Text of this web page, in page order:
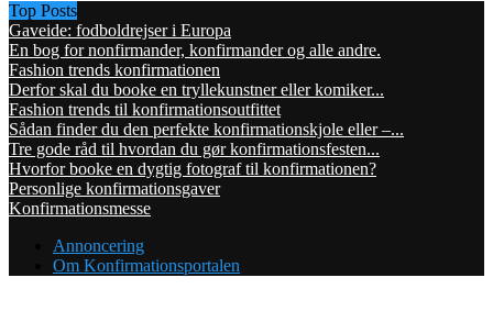
Top Posts
Gaveide: fodboldrejser i Europa
En bog for nonfirmander, konfirmander og alle andre.
Fashion trends konfirmationen
Derfor skal du booke en tryllekunstner eller komiker...
Fashion trends til konfirmationsoutfittet
Sådan finder du den perfekte konfirmationskjole eller –...
Tre gode råd til hvordan du gør konfirmationsfesten...
Hvorfor booke en dygtig fotograf til konfirmationen?
Personlige konfirmationsgaver
Konfirmationsmesse
Annoncering
Om Konfirmationsportalen